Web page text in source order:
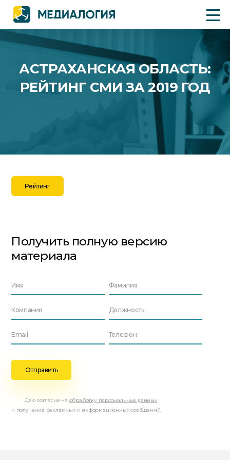
АСТРАХАНСКАЯ ОБЛАСТЬ:
РЕЙТИНГ СМИ ЗА 2019 ГОД
Рейтинг
Получить полную версию
материала
Даю согласие на обработку персональных данных
и получение рекламных и информационных сообщений.